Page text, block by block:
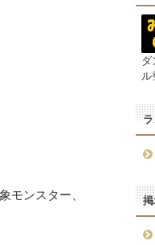
モンスター、
ダ
ル